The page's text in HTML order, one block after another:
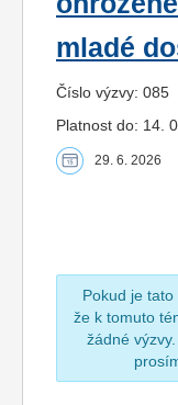
mladé
Číslo výzvy: 085
Platnost do: 14.
29. 6. 2026
Pokud je
že k tomuto
žádné